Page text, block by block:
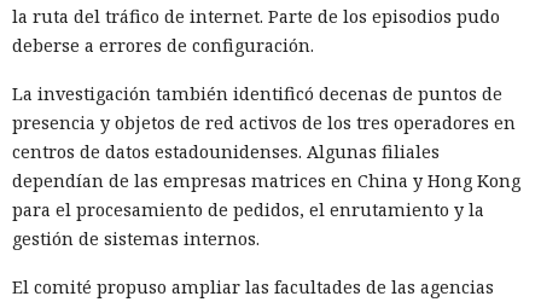
la ruta del tráfico de internet. Parte de los episodios pudo
deberse a errores de configuración.
La investigación también identificó decenas de puntos de
presencia y objetos de red activos de los tres operadores en
centros de datos estadounidenses. Algunas filiales
dependían de las empresas matrices en China y Hong Kong
para el procesamiento de pedidos, el enrutamiento y la
gestión de sistemas internos.
El comité propuso ampliar las facultades de las agencias